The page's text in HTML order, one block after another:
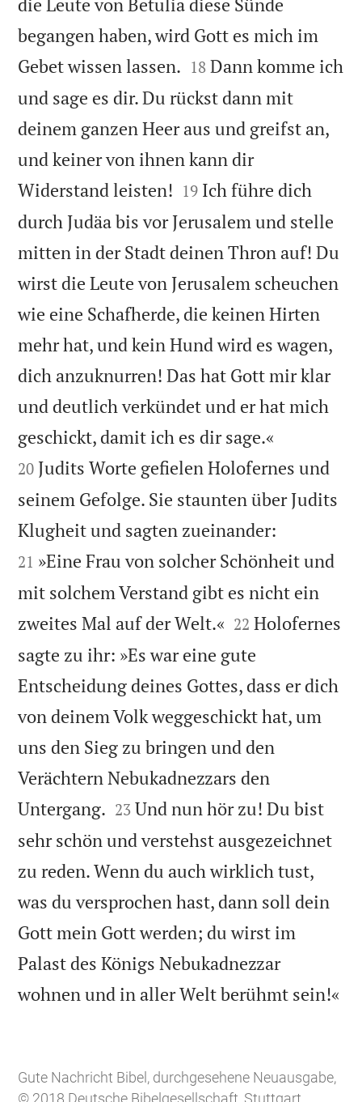
begangen haben, wird Gott es mich im
Gebet wissen lassen. 

18 Dann komme ich
und sage es dir. Du rückst dann mit
deinem ganzen Heer aus und greifst an,
und keiner von ihnen kann dir
Widerstand leisten! 

19 Ich führe dich
durch Judäa bis vor Jerusalem und stelle
mitten in der Stadt deinen Thron auf! Du
wirst die Leute von Jerusalem scheuchen
wie eine Schafherde, die keinen Hirten
mehr hat, und kein Hund wird es wagen,
dich anzuknurren! Das hat Gott mir klar
und deutlich verkündet und er hat mich
geschickt, damit ich es dir sage.«
20 Judits Worte gefielen Holofernes und
seinem Gefolge. Sie staunten über Judits
Klugheit und sagten zueinander:
21 »Eine Frau von solcher Schönheit und
mit solchem Verstand gibt es nicht ein
zweites Mal auf der Welt.« 

22 Holofernes
sagte zu ihr: »Es war eine gute
Entscheidung deines Gottes, dass er dich
von deinem Volk weggeschickt hat, um
uns den Sieg zu bringen und den
Verächtern Nebukadnezzars den
Untergang. 

23 Und nun hör zu! Du bist
sehr schön und verstehst ausgezeichnet
zu reden. Wenn du auch wirklich tust,
was du versprochen hast, dann soll dein
Gott mein Gott werden; du wirst im
Palast des Königs Nebukadnezzar
wohnen und in aller Welt berühmt sein!«
Gute Nachricht Bibel, durchgesehene Neuausgabe,